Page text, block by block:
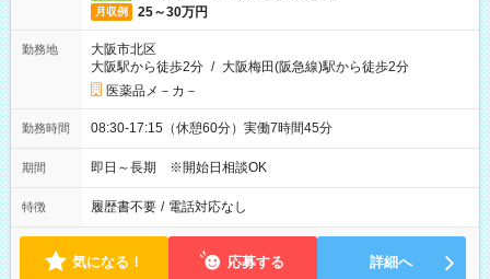
月収例 25～30万円
勤務地
大阪市北区
大阪駅から徒歩2分 / 大阪梅田(阪急線)駅から徒歩2分
医薬品メ－カ－
勤務時間 08:30-17:15（休憩60分）実働7時間45分
期間 即日～長期 ※開始日相談OK
特徴 履歴書不要 / 電話対応なし
気になる！ 応募する 詳細へ